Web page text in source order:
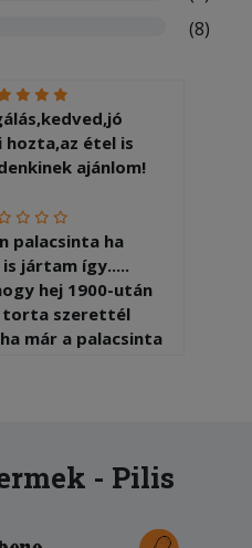
(8)
étel is
ajánlom!
palacsinta ha
jártam így.....
hej 1900-után
torta szerettél
már a palacsinta
- Pilis